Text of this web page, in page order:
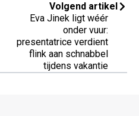
Volgend artikel
Eva Jinek ligt wéér
onder vuur:
presentatrice verdient
flink aan schnabbel
tijdens vakantie